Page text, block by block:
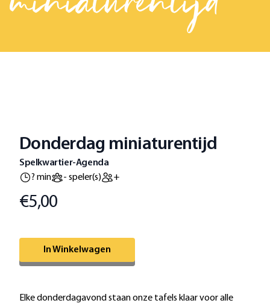
Donderdag miniaturentijd
Spelkwartier-Agenda
? min
- speler(s) +
Prijs
€5,00
In Winkelwagen
Extra informatie
Elke donderdagavond staan onze tafels klaar voor alle